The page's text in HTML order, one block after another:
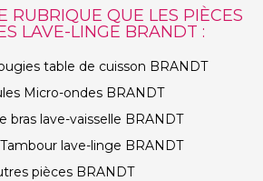
RUBRIQUE QUE LES PIÈCES
LAVE-LINGE BRANDT :
table de cuisson BRANDT
Micro-ondes BRANDT
bras lave-vaisselle BRANDT
lave-linge BRANDT
pièces BRANDT